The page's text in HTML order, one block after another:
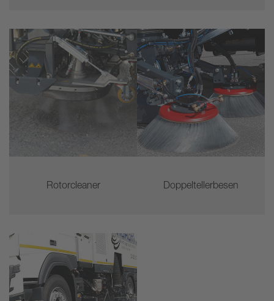
Rotorcleaner Doppeltellerbesen